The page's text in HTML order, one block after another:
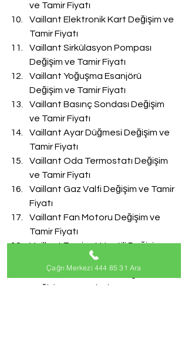
ve Tamir Fiyatı
Vaillant Elektronik Kart Değişim ve
Tamir Fiyatı
Vaillant Sirkülasyon Pompası
Değişim ve Tamir Fiyatı
Vaillant Yoğuşma Esanjörü
Değişim ve Tamir Fiyatı
Vaillant Basınç Sondası Değişim
ve Tamir Fiyatı
Vaillant Ayar Düğmesi Değişim ve
Tamir Fiyatı
Vaillant Oda Termostatı Değişim
ve Tamir Fiyatı
Vaillant Gaz Valfi Değişim ve Tamir
Fiyatı
Vaillant Fan Motoru Değişim ve
Tamir Fiyatı
Vaillant Emniyet Ventili Değişim ve
Vaillant Doldurma Musluğu
Değişim ve Tamir Fiyatı
Çağrı Merkezi 444 85 31 Ara